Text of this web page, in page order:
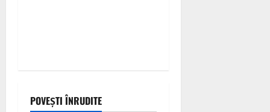
POVEȘTI ÎNRUDITE